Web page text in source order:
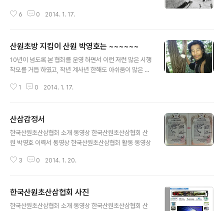
6 0 2014. 1. 17.
산원초방 지킴이 산원 박영호는 ~~~~~~
10년이 넘도록 본 협회를 운영 하면서 이런 저런 많은 시행
착오를 거듭 하였고, 작년 계사년 한해도 아쉬움이 많은 한
르듯 그렇게 지나 가겠지요. 기존에 산원을 아시는 분들은
작년 한해 동안 마무리 하지 못한 일 땜시 서울 과 천안을
이틀간 당겨 왔읍니다. 세상를 좀 좋게 좋게 살아 보려 해도
그리 쉽지 않네요. 또한 올해 5월 까지는 폰개설 하지 않으
일kbs33@hanmail.net 이나 방명록에 흔적 남겨 주십
1 0 2014. 1. 17.
산삼감정서
한국산원초산삼협회 소개 동영상 한국산원초산삼협회 산
원 박영호 이력서 동영상 한국산원초산삼협회 활동 동영상
3 0 2014. 1. 20.
한국산원초산삼협회 사진
한국산원초산삼협회 소개 동영상 한국산원초산삼협회 산